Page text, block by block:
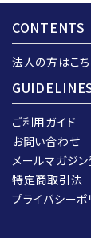
CONTENTS
法人の方はこち
ご利用ガイド
お問い合わせ
メールマガジ
特定商取引法
プライバシーポ